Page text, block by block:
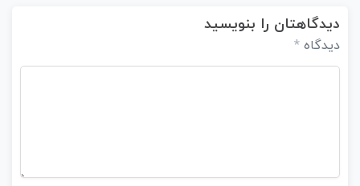
دیدگاهتان را بنویسید
دیدگاه *